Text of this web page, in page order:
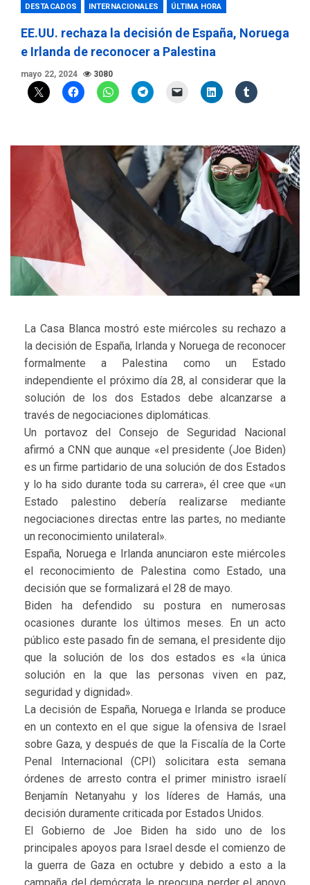
DESTACADOS INTERNACIONALES ÚLTIMA HORA
EE.UU. rechaza la decisión de España, Noruega
e Irlanda de reconocer a Palestina
mayo 22, 2024 3080
La Casa Blanca mostró este miércoles su rechazo a
la decisión de España, Irlanda y Noruega de reconocer
formalmente a Palestina como un Estado
independiente el próximo día 28, al considerar que la
solución de los dos Estados debe alcanzarse a
través de negociaciones diplomáticas.
Un portavoz del Consejo de Seguridad Nacional
afirmó a CNN que aunque «el presidente (Joe Biden)
es un firme partidario de una solución de dos Estados
y lo ha sido durante toda su carrera», él cree que «un
Estado palestino debería realizarse mediante
negociaciones directas entre las partes, no mediante
un reconocimiento unilateral».
España, Noruega e Irlanda anunciaron este miércoles
el reconocimiento de Palestina como Estado, una
decisión que se formalizará el 28 de mayo.
Biden ha defendido su postura en numerosas
ocasiones durante los últimos meses. En un acto
público este pasado fin de semana, el presidente dijo
que la solución de los dos estados es «la única
solución en la que las personas viven en paz,
seguridad y dignidad».
La decisión de España, Noruega e Irlanda se produce
en un contexto en el que sigue la ofensiva de Israel
sobre Gaza, y después de que la Fiscalía de la Corte
Penal Internacional (CPI) solicitara esta semana
órdenes de arresto contra el primer ministro israelí
Benjamín Netanyahu y los líderes de Hamás, una
decisión duramente criticada por Estados Unidos.
El Gobierno de Joe Biden ha sido uno de los
principales apoyos para Israel desde el comienzo de
la guerra de Gaza en octubre y debido a esto a la